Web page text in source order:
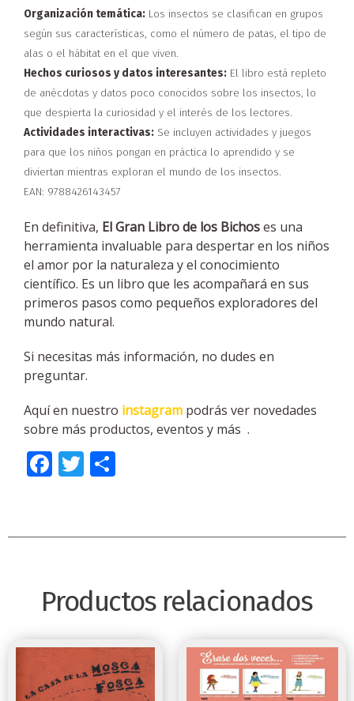
Organización temática: Los insectos se clasifican en grupos
según sus características, como el número de patas, el tipo de
alas o el hábitat en el que viven.
Hechos curiosos y datos interesantes: El libro está repleto
de anécdotas y datos poco conocidos sobre los insectos, lo
que despierta la curiosidad y el interés de los lectores.
Actividades interactivas: Se incluyen actividades y juegos
para que los niños pongan en práctica lo aprendido y se
diviertan mientras exploran el mundo de los insectos.
EAN: 9788426143457
En definitiva, El Gran Libro de los Bichoses una
herramienta invaluable para despertar en los niños
el amor por la naturaleza y el conocimiento
científico. Es un libro que les acompañará en sus
primeros pasos como pequeños exploradores del
mundo natural.
Si necesitas más información, no dudes en
preguntar.
Aquí en nuestro instagram podrás ver novedades
sobre más productos, eventos y más .
Facebook
Twitter
Productos relacionados